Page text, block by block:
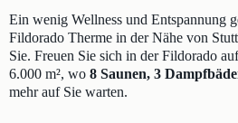
Ein wenig Wellness und Entspannung
Fildorado Therme in der Nähe von
Sie. Freuen Sie sich in der Fildorado
6.000 m², wo 8 Saunen, 3
mehr auf Sie warten.